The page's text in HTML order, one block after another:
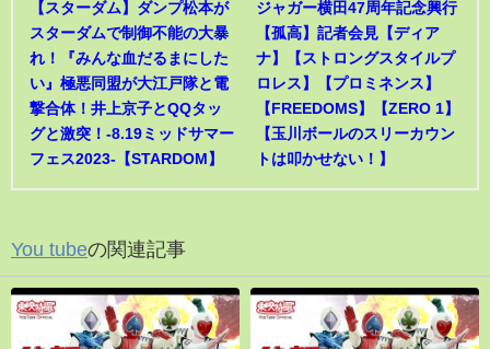
【スターダム】ダンプ松本が
スターダムで制御不能の大暴
れ！『みんな血だるまにした
い』極悪同盟が大江戸隊と電
撃合体！井上京子とQQタッ
グと激突！-8.19ミッドサマー
フェス2023-【STARDOM】
ジャガー横田47周年記念興行
【孤高】記者会見【ディア
ナ】【ストロングスタイルプ
ロレス】【プロミネンス】
【FREEDOMS】【ZERO 1】
【玉川ボールのスリーカウン
トは叩かせない！】
You tubeの関連記事